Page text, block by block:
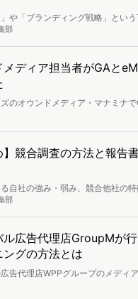
」や「ブランディング戦略」とい
ょうか。ブランディング戦略の
部
メディア担当者がGAと
のオウンドメディア・マナミナ
ータ分析はヴァリューズのデー
】競合調査の方法と報告
自社の強み・弱み、競合他社の
」。具体的にどのように競合調
部
ル広告代理店GroupMが
ングの方法とは
告代理店WPPグループのメディ
略と施策を手がける同社は、